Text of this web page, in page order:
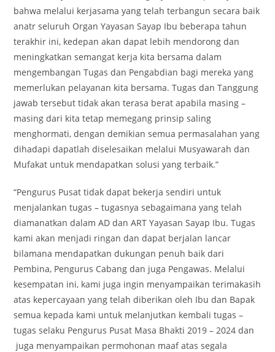
bahwa melalui kerjasama yang telah terbangun secara baik
anatr seluruh Organ Yayasan Sayap Ibu beberapa tahun
terakhir ini, kedepan akan dapat lebih mendorong dan
meningkatkan semangat kerja kita bersama dalam
mengembangan Tugas dan Pengabdian bagi mereka yang
memerlukan pelayanan kita bersama. Tugas dan Tanggung
jawab tersebut tidak akan terasa berat apabila masing –
masing dari kita tetap memegang prinsip saling
menghormati, dengan demikian semua permasalahan yang
dihadapi dapatlah diselesaikan melalui Musyawarah dan
Mufakat untuk mendapatkan solusi yang terbaik.”
“Pengurus Pusat tidak dapat bekerja sendiri untuk
menjalankan tugas – tugasnya sebagaimana yang telah
diamanatkan dalam AD dan ART Yayasan Sayap Ibu. Tugas
kami akan menjadi ringan dan dapat berjalan lancar
bilamana mendapatkan dukungan penuh baik dari
Pembina, Pengurus Cabang dan juga Pengawas. Melalui
kesempatan ini, kami juga ingin menyampaikan terimakasih
atas kepercayaan yang telah diberikan oleh Ibu dan Bapak
semua kepada kami untuk melanjutkan kembali tugas –
tugas selaku Pengurus Pusat Masa Bhakti 2019 – 2024 dan
juga menyampaikan permohonan maaf atas segala